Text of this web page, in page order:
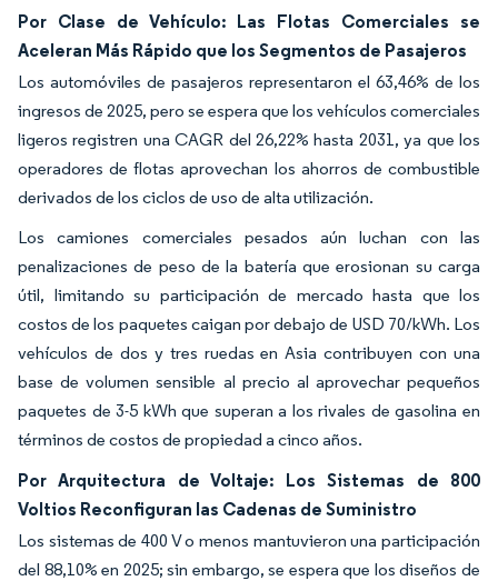
Por Clase de Vehículo: Las Flotas Comerciales se
Aceleran Más Rápido que los Segmentos de Pasajeros
Los automóviles de pasajeros representaron el 63,46% de los
ingresos de 2025, pero se espera que los vehículos comerciales
ligeros registren una CAGR del 26,22% hasta 2031, ya que los
operadores de flotas aprovechan los ahorros de combustible
derivados de los ciclos de uso de alta utilización.
Los camiones comerciales pesados aún luchan con las
penalizaciones de peso de la batería que erosionan su carga
útil, limitando su participación de mercado hasta que los
costos de los paquetes caigan por debajo de USD 70/kWh. Los
vehículos de dos y tres ruedas en Asia contribuyen con una
base de volumen sensible al precio al aprovechar pequeños
paquetes de 3-5 kWh que superan a los rivales de gasolina en
términos de costos de propiedad a cinco años.
Por Arquitectura de Voltaje: Los Sistemas de 800
Voltios Reconfiguran las Cadenas de Suministro
Los sistemas de 400 V o menos mantuvieron una participación
del 88,10% en 2025; sin embargo, se espera que los diseños de